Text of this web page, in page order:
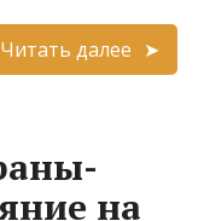
Читать далее
на